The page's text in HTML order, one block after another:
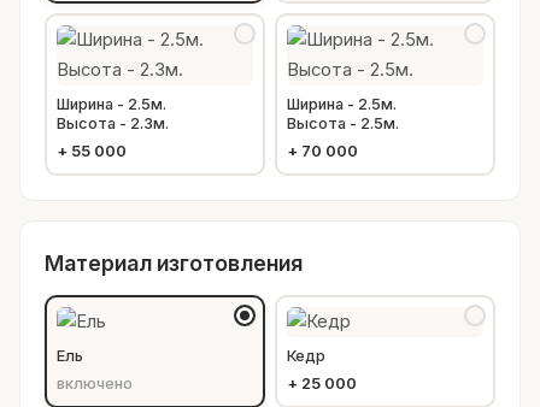
Ширина - 2.5м.
Высота - 2.3м.
+ 55 000
Ширина - 2.5м.
Высота - 2.5м.
+ 70 000
Материал изготовления
Ель
включено
Кедр
+ 25 000